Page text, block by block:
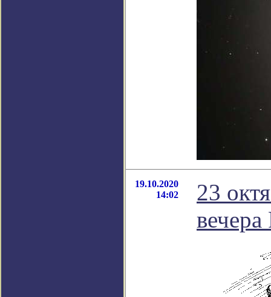
19.10.2020
14:02
23
вечера